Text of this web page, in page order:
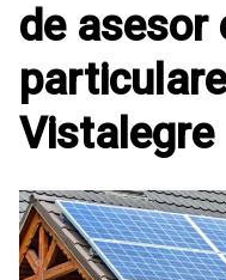
de asesor
Vistalegre